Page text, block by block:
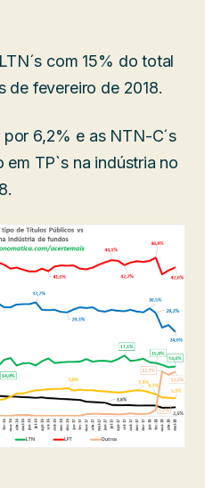
com 15% do total
de fevereiro de 2018.
6,2% e as NTN-C´s
TP`s na indústria no